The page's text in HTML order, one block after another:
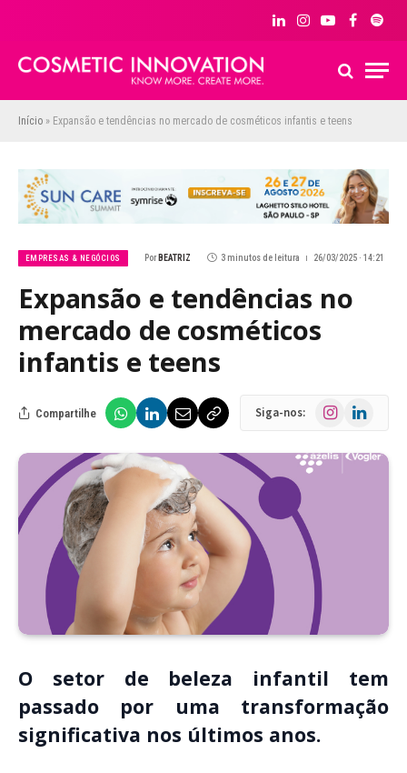
LinkedInInstagram
YouTubeFacebook
Início » Expansão e tendências no mercado de cosméticos infantis e teens
EMPRESAS & NEGÓCIOS Por BEATRIZ 3 minutos de leitura 26/03/2025 · 14:21
Expansão e tendências no
mercado de cosméticos
infantis e teens
Compartilhe Siga-nos: InstagramLinkedIn
O setor de beleza infantil tem
passado por uma transformação
significativa nos últimos anos.